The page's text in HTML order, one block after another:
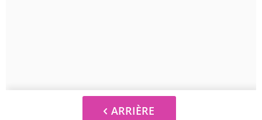
ARRIÈRE